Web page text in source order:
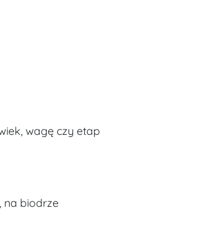
wagę czy etap
na biodrze